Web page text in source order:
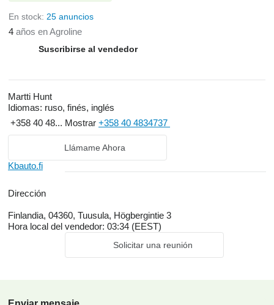
En stock: 25 anuncios
4 años en Agroline
Suscribirse al vendedor
Martti Hunt
Idiomas: ruso, finés, inglés
+358 40 48... Mostrar +358 40 4834737
Llámame Ahora
Kbauto.fi
Dirección
Finlandia, 04360, Tuusula, Högbergintie 3
Hora local del vendedor: 03:34 (EEST)
Solicitar una reunión